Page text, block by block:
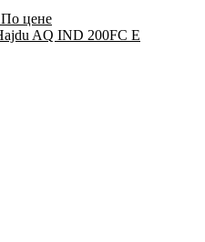
По цене